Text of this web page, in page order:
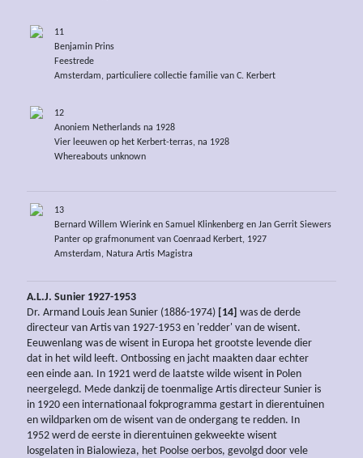
11
Benjamin Prins
Feestrede
Amsterdam, particuliere collectie familie van C. Kerbert
12
Anoniem Netherlands na 1928
Vier leeuwen op het Kerbert-terras, na 1928
Whereabouts unknown
13
Bernard Willem Wierink en Samuel Klinkenberg en Jan Gerrit Siewers
Panter op grafmonument van Coenraad Kerbert, 1927
Amsterdam, Natura Artis Magistra
A.L.J. Sunier 1927-1953
Dr. Armand Louis Jean Sunier (1886-1974) [14] was de derde
directeur van Artis van 1927-1953 en 'redder' van de wisent.
Eeuwenlang was de wisent in Europa het grootste levende dier
dat in het wild leeft. Ontbossing en jacht maakten daar echter
een einde aan. In 1921 werd de laatste wilde wisent in Polen
neergelegd. Mede dankzij de toenmalige Artis directeur Sunier is
in 1920 een internationaal fokprogramma gestart in dierentuinen
en wildparken om de wisent van de ondergang te redden. In
1952 werd de eerste in dierentuinen gekweekte wisent
losgelaten in Bialowieza, het Poolse oerbos, gevolgd door vele